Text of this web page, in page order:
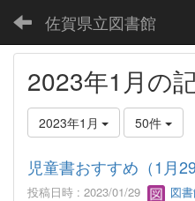
佐賀県立図書館
2023年1月の
2023年1月 50件
児童書おすすめ（1月29
投稿日時 : 2023/01/29 図